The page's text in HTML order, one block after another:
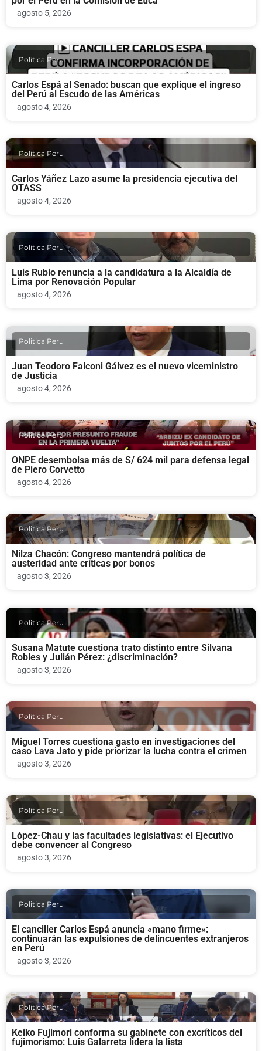
agosto 5, 2026
Politica Peru
Carlos Espá al Senado: buscan que explique el ingreso
del Perú al Escudo de las Américas
agosto 4, 2026
Politica Peru
Carlos Yáñez Lazo asume la presidencia ejecutiva del
OTASS
agosto 4, 2026
Politica Peru
Luis Rubio renuncia a la candidatura a la Alcaldía de
Lima por Renovación Popular
agosto 4, 2026
Politica Peru
Juan Teodoro Falconi Gálvez es el nuevo viceministro
de Justicia
agosto 4, 2026
Politica Peru
ONPE desembolsa más de S/ 624 mil para defensa legal
de Piero Corvetto
agosto 4, 2026
Politica Peru
Nilza Chacón: Congreso mantendrá política de
austeridad ante críticas por bonos
agosto 3, 2026
Politica Peru
Susana Matute cuestiona trato distinto entre Silvana
Robles y Julián Pérez: ¿discriminación?
agosto 3, 2026
Politica Peru
Miguel Torres cuestiona gasto en investigaciones del
caso Lava Jato y pide priorizar la lucha contra el crimen
agosto 3, 2026
Politica Peru
López-Chau y las facultades legislativas: el Ejecutivo
debe convencer al Congreso
agosto 3, 2026
Politica Peru
El canciller Carlos Espá anuncia «mano firme»:
continuarán las expulsiones de delincuentes extranjeros
en Perú
agosto 3, 2026
Politica Peru
Keiko Fujimori conforma su gabinete con excríticos del
fujimorismo: Luis Galarreta lidera la lista